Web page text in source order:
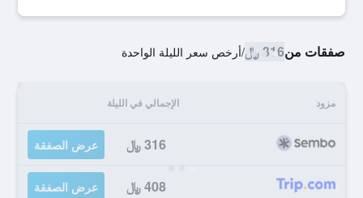
صفقات من316 ﷼ /أرخص سعر الليلة الواحدة
مزود الإجمالي في الليلة
316 ﷼ عرض الصفقة
408 ﷼ عرض الصفقة